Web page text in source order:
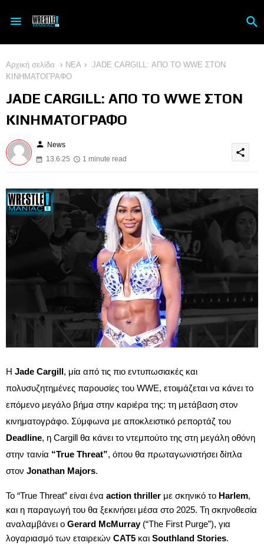
Αρχική σελίδα ΝΕΑ
JADE CARGILL: ΑΠΟ ΤΟ WWE ΣΤΟΝ
ΚΙΝΗΜΑΤΟΓΡΑΦΟ
JADE CARGILL: ΑΠΟ ΤΟ WWE ΣΤΟΝ
ΚΙΝΗΜΑΤΟΓΡΑΦΟ
person News
13.6.25
1 minute read
share
Η Jade Cargill, μία από τις πιο εντυπωσιακές και
πολυσυζητημένες παρουσίες του WWE, ετοιμάζεται να κάνει το
επόμενο μεγάλο βήμα στην καριέρα της: τη μετάβαση στον
κινηματογράφο. Σύμφωνα με αποκλειστικό ρεπορτάζ του
Deadline, η Cargill θα κάνει το ντεμπούτο της στη μεγάλη οθόνη
στην ταινία “True Threat”, όπου θα πρωταγωνιστήσει δίπλα
στον Jonathan Majors.
Το “True Threat” είναι ένα action thriller με σκηνικό το Harlem,
και η παραγωγή του θα ξεκινήσει μέσα στο 2025. Τη σκηνοθεσία
αναλαμβάνει ο Gerard McMurray(“The First Purge”), για
λογαριασμό των εταιρειών CAT5 και Southland Stories.